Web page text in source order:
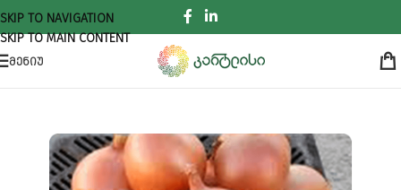
SKIP TO NAVIGATION
SKIP TO MAIN CONTENT
ᲛᲔᲜᲘᲣ